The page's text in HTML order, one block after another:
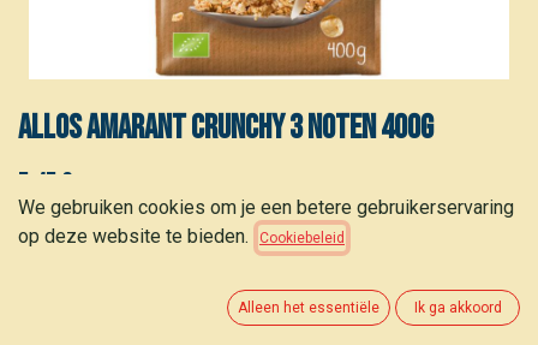
ALLOS Amarant crunchy 3 noten 400g
5,45 €
TOEVOEGEN AAN WINKELMANDJE
We gebruiken cookies om je een betere gebruikerservaring
op deze website te bieden.
Cookiebeleid
Alleen het essentiële Ik ga akkoord